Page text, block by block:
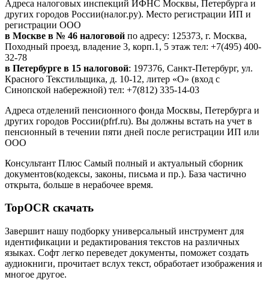
Адреса налоговых инспекций ИФНС Москвы, Петербурга и
других городов России(налог.ру). Место регистрации ИП и
регистрации ООО
в Москве в № 46 налоговой по адресу: 125373, г. Москва,
Походный проезд, владение 3, корп.1, 5 этаж тел: +7(495) 400-
32-78
в Петербурге в 15 налоговой: 197376, Санкт-Петербург, ул.
Красного Текстильщика, д. 10-12, литер «О» (вход с
Синопской набережной) тел: +7(812) 335-14-03
Адреса отделений пенсионного фонда Москвы, Петербурга и
других городов России(pfrf.ru). Вы должны встать на учет в
пенсионный в течении пяти дней после регистрации ИП или
ООО
Консультант Плюс Самый полный и актуальный сборник
документов(кодексы, законы, письма и пр.). База частично
открыта, больше в нерабочее время.
TopOCR скачать
Завершит нашу подборку универсальный инструмент для
идентификации и редактирования текстов на различных
языках. Софт легко переведет документы, поможет создать
аудиокниги, прочитает вслух текст, обработает изображения и
многое другое.